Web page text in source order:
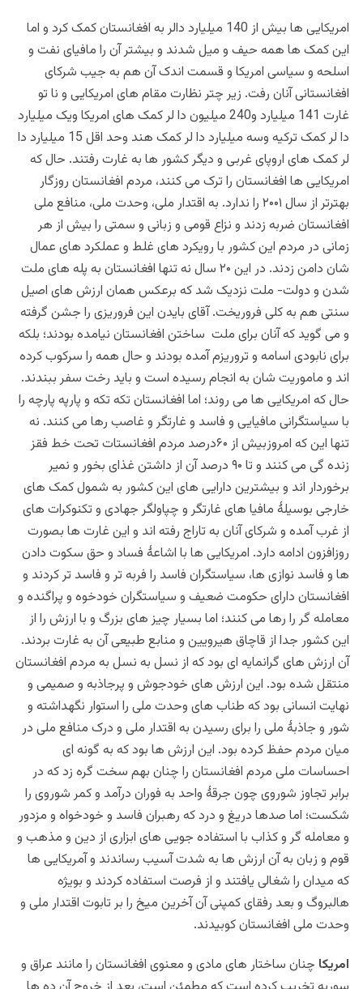
امریکایی ها بیش از 140 میلیارد دالر به افغانستان کمک کرد و اما
این کمک ها همه حیف و میل شدند و بیشتر آن را مافیای نفت و
اسلحه و سیاسی امریکا و قسمت اندک آن هم به جیب شرکای
افغانستانی آنان رفت. زیر چتر نظارت مقام های امریکایی و نا تو
غارت 141 میلیارد و240 میلیون دا لر کمک های امریکا ویک میلیارد
دا لر کمک ترکیه وسه میلیارد دا لر کمک هند وحد اقل 15 میلیارد دا
لر کمک های اروپای غربی و دیگر کشور ها به غارت رفتند. حال که
امریکایی ها افغانستان را ترک می کنند، مردم افغانستان روزگار
بهترتر از سال ۲۰۰۱ را ندارد. به اقتدار ملی، وحدت ملی، منافع ملی
افغانستان ضربه زدند و نزاع قومی و زبانی و سمتی را بیش از هر
زمانی در مردم این کشور با رویکرد های غلط و عملکرد های عمال
شان دامن زدند. در این ۲۰ سال نه تنها افغانستان به پله های ملت
شدن و دولت- ملت نزدیک شد که برعکس همان ارزش های اصیل
سنتی هم به کلی فروریخت. آقای بایدن این فروریزی را جشن گرفته
و می گوید که آنان برای ملت ساختن افغانستان نیامده بودند؛ بلکه
برای نابودی اسامه و تروریزم آمده بودند و حال همه را سرکوب کرده
اند و ماموریت شان به انجام رسیده است و باید رخت سفر ببندند.
حال که امریکایی ها می روند؛ اما افغانستان تکه تکه و پارپه پارچه را
با سیاستگرانی مافیایی و فاسد و غارتگر و غاصب رها می کنند. نه
تنها این که امروزبیش از ۶۰درصد مردم افغانستات تحت خط فقز
زنده گی می کنند و تا ۹۰ درصد آن از داشتن غذای بخور و نمیر
برخوردار اند و بیشترین دارایی های این کشور به شمول کمک های
خارجی بوسیلۀ مافیا های غارتگر و چپاولگر جهادی و تکنوکرات های
از غرب آمده و شرکای آنان به تاراج رفته اند و این غارت ها بصورت
روزافزون ادامه دارد. امریکایی ها با اشاعۀ فساد و حق سکوت دادن
ها و فاسد نوازی ها، سیاستگران فاسد را فربه تر و فاسد تر کردند و
افغانستان دارای حکومت ضعیف و سیاستگران خودخوه و پراگنده و
معامله گر را رها می کنند؛ اما بسیار چیز های بزرگ و با ارزش را از
این کشور جدا از قاچاق هیرویین و منابع طبیعی آن به غارت بردند.
آن ارزش های گرانمایه ای بود که از نسل به نسل به مردم افغانستان
منتقل شده بود. این ارزش های خودجوش و پرجاذبه و صمیمی و
نهایت انسانی بود که طناب های وحدت ملی را استوار نگهداشته و
شور و جاذبۀ ملی را برای رسیدن به اقتدار ملی و درک منافع ملی در
میان مردم حفظ کرده بود. این ارزش ها بود که به گونه ای
احساسات ملی مردم افغانستان را چنان بهم سخت گره زد که در
برابر تجاوز شوروی چون جرقۀ واحد به فوران درآمد و کمر شوروی را
شکست؛ اما صدها دریغ و درد که رهبران فاسد و خودخواه و مزدور
و معامله گر و کذاب با استفاده جویی های ابزاری از دین و مذهب و
قوم و زبان به آن ارزش ها به شدت آسیب رساندند و آمریکایی ها
که میدان را شغالی یافتند و از فرصت استفاده کردند و بویژه
هالبروگ و بعد رفقای کمپنی آن آخرین میخ را بر تابوت اقتدار ملی و
وحدت ملی افغانستان کوبیدند.
امریکا چنان ساختار های مادی و معنوی افغانستان را مانند عراق و